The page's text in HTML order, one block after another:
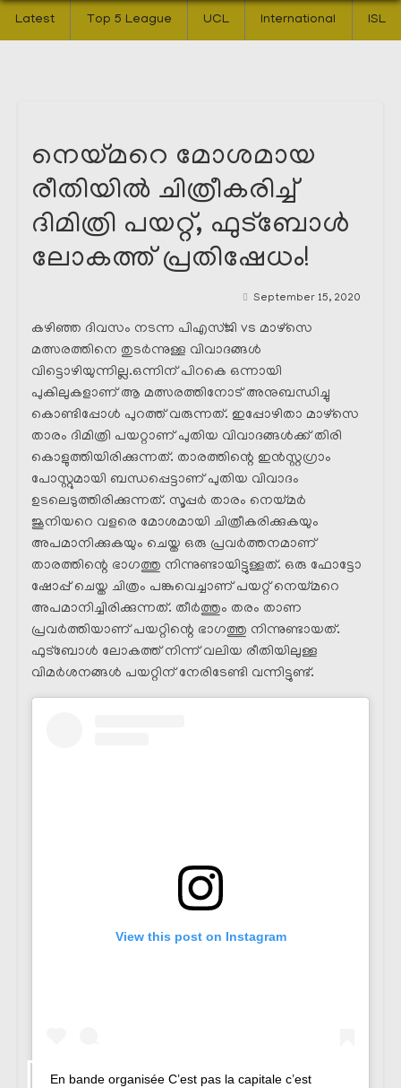
Latest Top 5 League UCL International ISL
നെയ്മറെ മോശമായ
രീതിയിൽ ചിത്രീകരിച്ച്
ദിമിത്രി പയറ്റ്, ഫുട്ബോൾ
ലോകത്ത് പ്രതിഷേധം!
September 15, 2020
കഴിഞ്ഞ ദിവസം നടന്ന പിഎസ്ജി vs മാഴ്സെ
മത്സരത്തിനെ തുടർന്നുള്ള വിവാദങ്ങൾ
വിട്ടൊഴിയുന്നില്ല.ഒന്നിന് പിറകെ ഒന്നായി
പുകിലുകളാണ് ആ മത്സരത്തിനോട്‌ അനുബന്ധിച്ചു
കൊണ്ടിപ്പോൾ പുറത്ത് വരുന്നത്. ഇപ്പോഴിതാ മാഴ്സെ
താരം ദിമിത്രി പയറ്റാണ് പുതിയ വിവാദങ്ങൾക്ക് തിരി
കൊളുത്തിയിരിക്കുന്നത്. താരത്തിന്റെ ഇൻസ്റ്റഗ്രാം
പോസ്റ്റുമായി ബന്ധപ്പെട്ടാണ് പുതിയ വിവാദം
ഉടലെടുത്തിരിക്കുന്നത്. സൂപ്പർ താരം നെയ്മർ
ജൂനിയറെ വളരെ മോശമായി ചിത്രീകരിക്കുകയും
അപമാനിക്കുകയും ചെയ്ത ഒരു പ്രവർത്തനമാണ്
താരത്തിന്റെ ഭാഗത്തു നിന്നുണ്ടായിട്ടുള്ളത്. ഒരു ഫോട്ടോ
ഷോപ്പ് ചെയ്ത ചിത്രം പങ്കുവെച്ചാണ് പയറ്റ് നെയ്മറെ
അപമാനിച്ചിരിക്കുന്നത്. തീർത്തും തരം താണ
പ്രവർത്തിയാണ് പയറ്റിന്റെ ഭാഗത്തു നിന്നുണ്ടായത്.
ഫുട്ബോൾ ലോകത്ത് നിന്ന് വലിയ രീതിയിലുള്ള
വിമർശനങ്ങൾ പയറ്റിന് നേരിടേണ്ടി വന്നിട്ടുണ്ട്.
View this post on Instagram
En bande organisée C’est pas la capitale c’est